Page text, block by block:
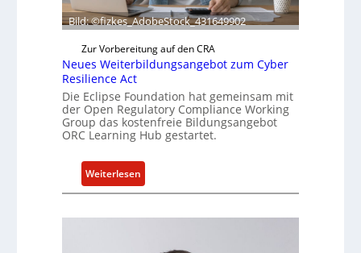
a
k
u
l
l
e
Z
a
h
l
Bild: ©fizkes_AdobeStock_431649902
Zur Vorbereitung auf den CRA
Neues Weiterbildungsangebot zum Cyber
Resilience Act
Die Eclipse Foundation hat gemeinsam mit
der Open Regulatory Compliance Working
Group das kostenfreie Bildungsangebot
ORC Learning Hub gestartet.
Weiterlesen:
N